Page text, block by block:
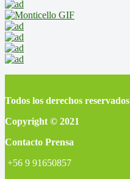
Todos los derechos reservados
Copyright © 2021
Contacto Prensa
+56 9 91650857